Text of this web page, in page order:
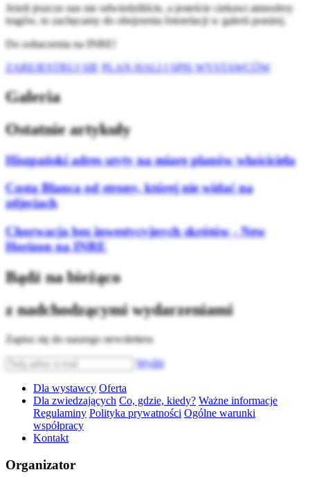
Jeżeli jeszcze nas nie odwiedziliście, a jesteście ciekawi atmosfery
tragów, to zachęcamy do obejrzenia fotorelacji w galerii poniżej.
Do zobaczenia na INRE!
ZAREJESTRUJ SIĘ PLAN HALI I SPIS WYSTAWCÓW
Galeria
Ostatnie artykuły
Hiszpański adres szyty na miarę planów właściciela
Costa Blanca od strony, której nie widać na
zdjęciach
Chorwacja bez inwestycyjnych skrótów - New
Horizon na INRE
Bądź na bieżąco
z nadchodzącymi wydarzeniami
Zapisz się do naszego newslettera
Wyślij
Dla wystawcy Oferta
Dla zwiedzających Co, gdzie, kiedy? Ważne informacje
Regulaminy Polityka prywatności Ogólne warunki
współpracy
Kontakt
Organizator